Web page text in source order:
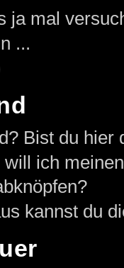
ja mal
...
Bist du hier
will ich
kannst du